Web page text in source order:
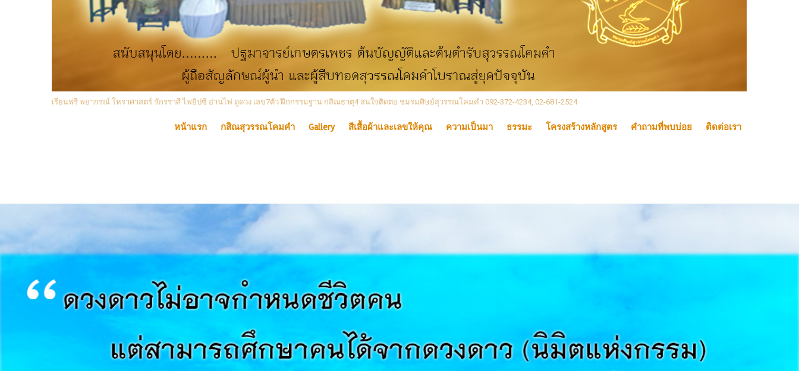
เรียนฟรี พยากรณ์ โหราศาสตร์ จักรราศี ไพ่ยิปซี อ่านไพ่ ดูดวง เลข7ตัว ฝึกกรรมฐาน กสิณธาตุ4 สนใจติดต่อ ชมรมศิษย์สุวรรณโคมคำ 092-372-4234, 02-681-2524
หน้าแรก กสิณสุวรรณโคมคำ Gallery สีเสื้อผ้าและเลขให้คุณ ความเป็นมา ธรรมะ โครงสร้างหลักสูตร คำถามที่พบบ่อย ติดต่อเรา